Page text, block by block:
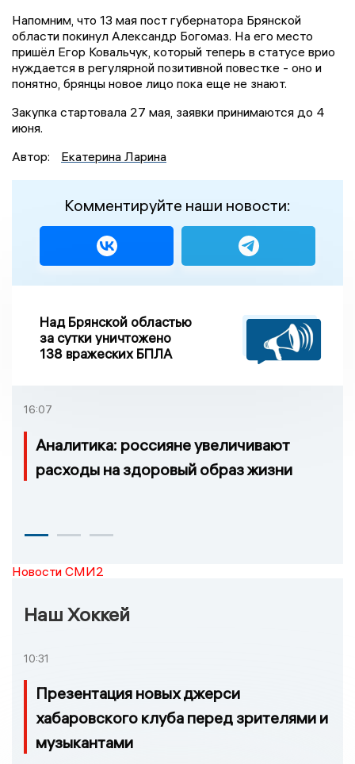
Напомним, что 13 мая пост губернатора Брянской
области покинул Александр Богомаз. На его место
пришёл Егор Ковальчук, который теперь в статусе врио
нуждается в регулярной позитивной повестке - оно и
понятно, брянцы новое лицо пока еще не знают.
Закупка стартовала 27 мая, заявки принимаются до 4
июня.
Автор:
Екатерина Ларина
Комментируйте наши новости:
Над Брянской областью
за сутки уничтожено
138 вражеских БПЛА
16:07
Аналитика: россияне увеличивают
расходы на здоровый образ жизни
Новости СМИ2
Наш Хоккей
10:31
Презентация новых джерси
хабаровского клуба перед зрителями и
музыкантами